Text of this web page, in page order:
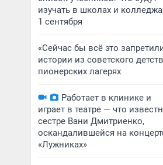
изучать в школах и
1 сентября
«Сейчас бы всё это
истории из советского
пионерских лагерях
Работает в клинике и
играет в театре — что
сестре Вани Дмитриенко,
оскандалившейся на
«Лужниках»